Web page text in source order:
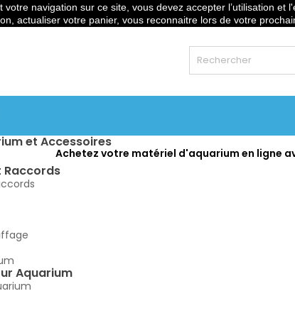
votre navigation sur ce site, vous devez accepter l’utilisation
actualiser votre panier, vous reconnaitre lors de votre
95 10 Email:commandes@jm-distribution.fr
et Accessoires
Achetez votre matériel d'aquarium en ligne
Raccords
Aquarium